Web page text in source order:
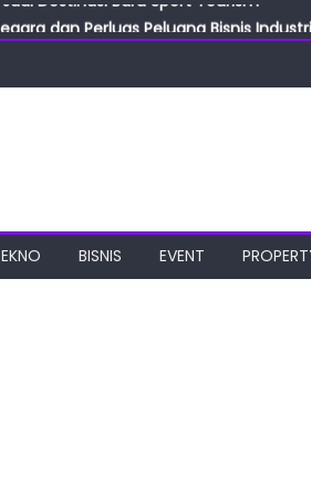
dan Perluas Peluang Bisnis
Siap Naik Kelas
Destinasi Baru Sport Tourism
BISNIS EVENT